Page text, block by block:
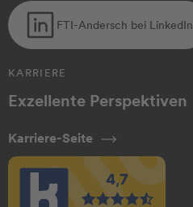
FTI-Andersch bei LinkedIn
KARRIERE
Exzellente Perspektiven
Karriere-Seite